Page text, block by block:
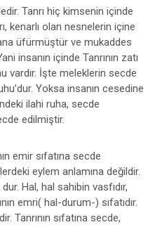
Tanrı hiç kimsenin içinde
kenarlı olan nesnelerin içine
üfürmüştür ve mukaddes
insanın içinde Tanrının zatı
vardır. İşte meleklerin secde
Yoksa insanın cesedine
ilahi ruha, secde
edilmiştir.
emir sıfatına secde
eylem anlamına değildir.
Hal, hal sahibin vasfıdır,
emri( hal-durum-) sıfatıdır.
Tanrının sıfatına secde,